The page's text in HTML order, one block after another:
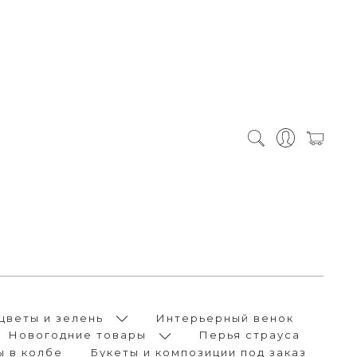
и зелень
Интерьерный венок
Новогодние товары
Перья страуса
в колбе
Букеты и композиции под заказ